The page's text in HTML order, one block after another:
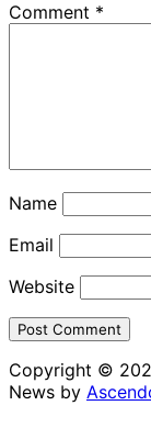
Comment *
Name
Email
Website
Copyright ©
News by